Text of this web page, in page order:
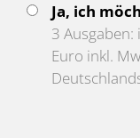
Ja, ich
3
Euro inkl.